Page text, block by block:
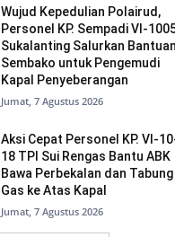
Wujud Kepedulian Polairud,
Personel KP. Sempadi VI-
Sukalanting Salurkan Bantuan
Sembako untuk Pengemudi
Kapal Penyeberangan
Jumat, 7 Agustus 2026
Aksi Cepat Personel KP. VI-
18 TPI Sui Rengas Bantu ABK
Bawa Perbekalan dan Tabung
Gas ke Atas Kapal
Jumat, 7 Agustus 2026